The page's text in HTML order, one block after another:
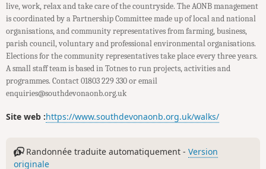
live, work, relax and take care of the countryside. The AONB management
is coordinated by a Partnership Committee made up of local and national
organisations, and community representatives from farming, business,
parish council, voluntary and professional environmental organisations.
Elections for the community representatives take place every three years.
A small staff team is based in Totnes to run projects, activities and
programmes. Contact 01803 229 330 or email
enquiries@southdevonaonb.org.uk
Site web :https://www.southdevonaonb.org.uk/walks/
Randonnée traduite automatiquement -Version
originale